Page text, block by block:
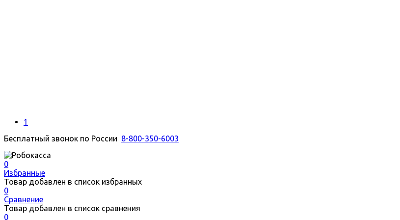
1
Бесплатный звонок по России 8-800-350-6003
0
Избранные
Товар добавлен в список избранных
0
Сравнение
Товар добавлен в список сравнения
0